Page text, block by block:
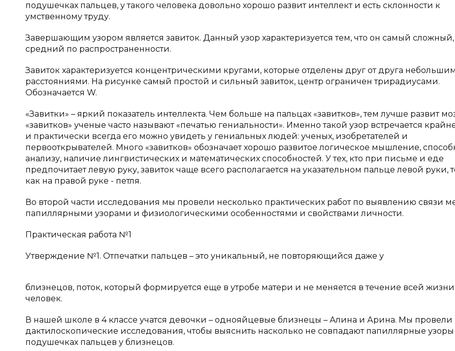
подушечках пальцев, у такого человека довольно хорошо развит интеллект и есть склонности к
умственному труду.
Завершающим узором является завиток. Данный узор характеризуется тем, что он самый сложный,
средний по распространенности.
Завиток характеризуется концентрическими кругами, которые отделены друг от друга
расстояниями. На рисунке самый простой и сильный завиток, центр ограничен трирадиусами.
Обозначается W.
«Завитки» – яркий показатель интеллекта. Чем больше на пальцах «завитков», тем лучше развит
«завитков» ученые часто называют «печатью гениальности». Именно такой узор встречается
и практически всегда его можно увидеть у гениальных людей: ученых, изобретателей и
первооткрывателей. Много «завитков» обозначает хорошо развитое логическое мышление,
анализу, наличие лингвистических и математических способностей. У тех, кто при письме и еде
предпочитает левую руку, завиток чаще всего располагается на указательном пальце левой руки,
как на правой руке - петля.
Во второй части исследования мы провели несколько практических работ по выявлению связи
папиллярными узорами и физиологическими особенностями и свойствами личности.
Практическая работа №1
Утверждение №1. Отпечатки пальцев – это уникальный, не повторяющийся даже у
близнецов, поток, который формируется еще в утробе матери и не меняется в течение всей жизни
человек.
В нашей школе в 4 классе учатся девочки – однояйцевые близнецы – Алина и Арина. Мы провели
дактилоскопические исследования, чтобы выяснить насколько не совпадают папиллярные узоры
подушечках пальцев у близнецов.